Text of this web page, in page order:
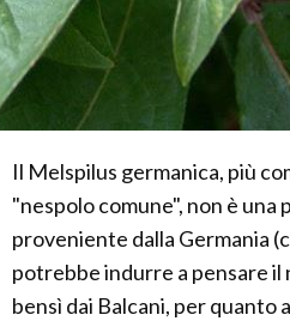
Il Melspilus germanica, più
"nespolo comune", non è
proveniente dalla Germania
potrebbe indurre a pensare il
bensì dai Balcani, per quanto